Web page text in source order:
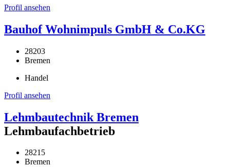
Profil ansehen
Bauhof Wohnimpuls GmbH & Co.KG
28203
Bremen
Handel
Profil ansehen
Lehmbautechnik Bremen
Lehmbaufachbetrieb
28215
Bremen